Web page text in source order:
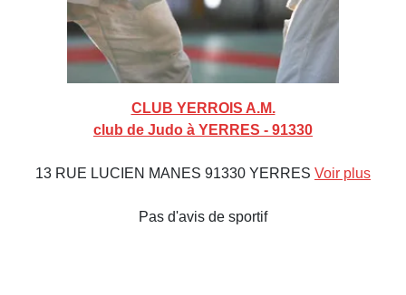
CLUB YERROIS A.M.
club de Judo à YERRES - 91330
13 RUE LUCIEN MANES 91330 YERRES Voir plus
Pas d'avis de sportif